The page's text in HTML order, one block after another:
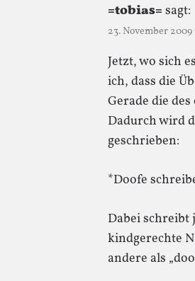
=tobias= sagt:
23. November 2009
Jetzt, wo sich
ich, dass die
Gerade die
Dadurch wird
geschrieben:
*Doofe
Dabei schreibt
kindgerechte
andere als